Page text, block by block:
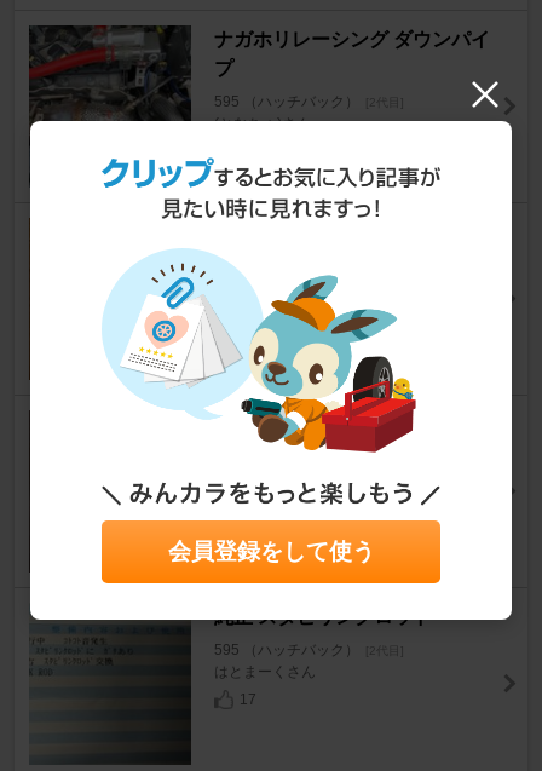
ナガホリレーシング ダウンパイ
プ
595 （ハッチバック） [2代目]
(となちょ)さん
595 （ハッチバック）
クルmaniaさん
不明 フォグリング
595 （ハッチバック）
takujhoさん
16
純正 スタビリンクロッド
595 （ハッチバック） [2代目]
はとまーくさん
17
会員登録をして使う